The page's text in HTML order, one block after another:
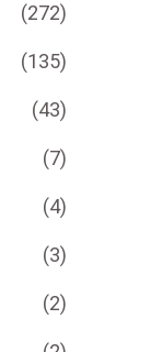
(272)
(135)
(43)
(7)
(4)
(3)
(2)